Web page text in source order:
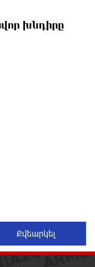
Wrapped Up
Forest Project
Rate Bond
at the FAST
խնդիրը